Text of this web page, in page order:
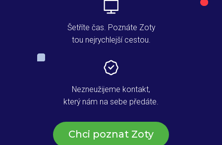
Šetříte čas. Poznáte Zoty
tou nejrychlejší cestou.
Nezneužijeme kontakt,
který nám na sebe předáte.
Chci poznat Zoty